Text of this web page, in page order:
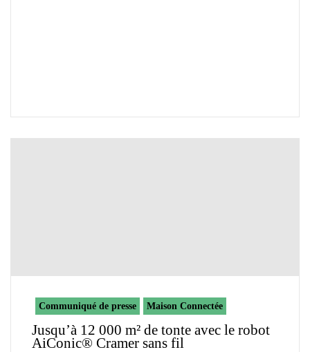
Communiqué de presse Maison Connectée
Jusqu’à 12 000 m² de tonte avec le robot
AiConic® Cramer sans fil